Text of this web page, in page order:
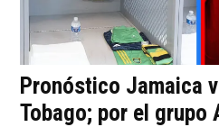
Pronóstico Jamaica
Tobago; por el grupo